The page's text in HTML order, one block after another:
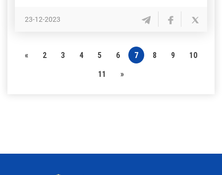
23-12-2023
« 2 3 4 5 6 7 8 9
10
11
»